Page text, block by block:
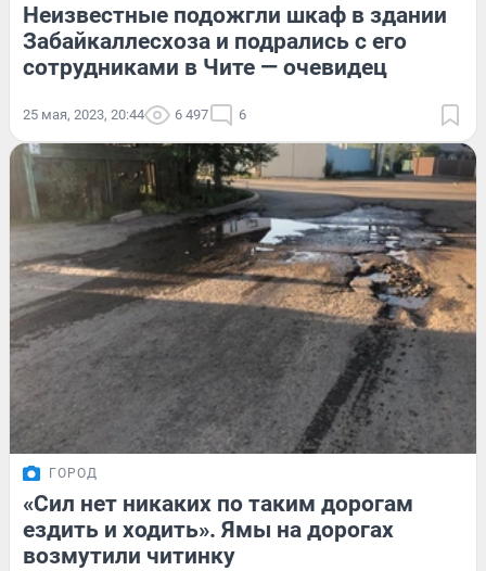
Неизвестные подожгли шкаф в здании
Забайкаллесхоза и подрались с его
сотрудниками в Чите — очевидец
25 мая, 2023, 20:44 6 497 6
ГОРОД
«Сил нет никаких по таким дорогам
ездить и ходить». Ямы на дорогах
возмутили читинку